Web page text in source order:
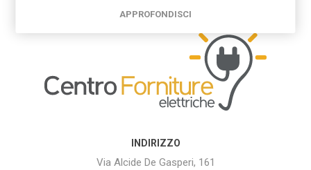
INDIRIZZO
Via Alcide De Gasperi, 161
APPROFONDISCI